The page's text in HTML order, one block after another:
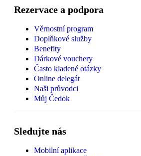
Rezervace a podpora
Věrnostní program
Doplňkové služby
Benefity
Dárkové vouchery
Často kladené otázky
Online delegát
Naši průvodci
Můj Čedok
Sledujte nás
Mobilní aplikace